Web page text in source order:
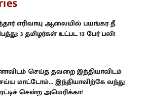
எரிவாயு ஆலையில் பயங்கர தீ
3 தமிழர்கள் உட்பட 13 பேர் பலி!
செய்த தவறை இந்தியாவிடம்
மாட்டோம்… இந்தியாவிற்கே வந்து
சென்ற அமெரிக்கா!